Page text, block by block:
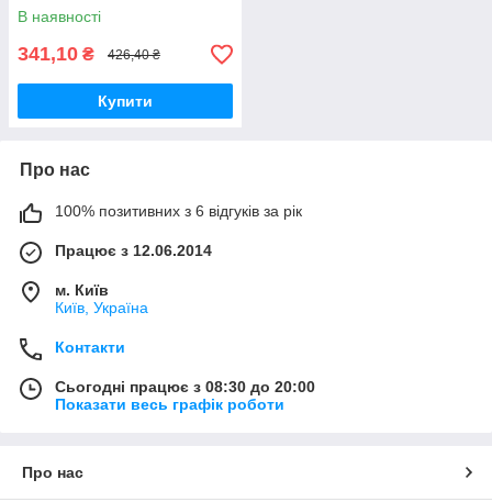
В наявності
341,10 ₴ 426,40 ₴
Купити
Про нас
100% позитивних з 6 відгуків за рік
Працює з 12.06.2014
м. Київ
Київ, Україна
Контакти
Сьогодні працює з 08:30 до 20:00
Показати весь графік роботи
Про нас